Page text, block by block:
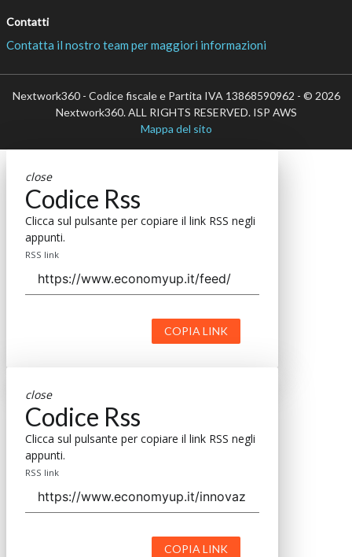
Contatti
Contatta il nostro team per maggiori informazioni
Nextwork360 - Codice fiscale e Partita IVA 13868590962 - © 2026
Nextwork360. ALL RIGHTS RESERVED. ISP AWS
Mappa del sito
close
Codice Rss
Clicca sul pulsante per copiare il link RSS negli
appunti.
RSS link
COPIA LINK
close
Codice Rss
Clicca sul pulsante per copiare il link RSS negli
appunti.
RSS link
COPIA LINK